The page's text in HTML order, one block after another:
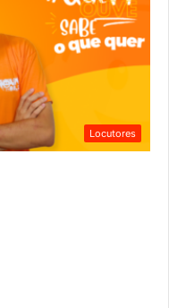
Locutores